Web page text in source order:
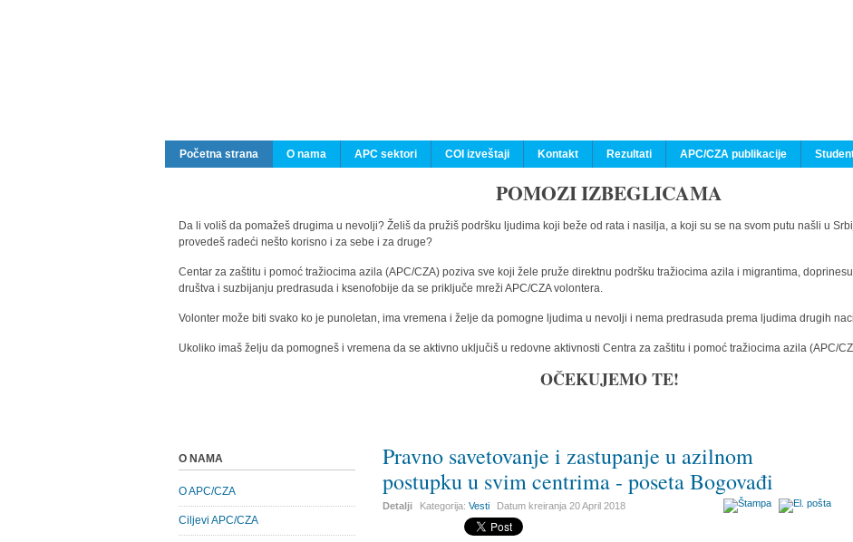
Početna strana
O nama APC sektori COI izveštaji Kontakt Rezultati APC/CZA publikacije
POMOZI IZBEGLICAMA
Da li voliš da pomažeš drugima u nevolji? Želiš da pružiš podršku ljudima koji beže od rata i nasilja, a koji su se na svom putu našli u
provedeš radeći nešto korisno i za sebe i za druge?
Centar za zaštitu i pomoć tražiocima azila (APC/CZA) poziva sve koji žele pruže direktnu podršku tražiocima azila i migrantima,
društva i suzbijanju predrasuda i ksenofobije da se priključe mreži APC/CZA volontera.
Volonter može biti svako ko je punoletan, ima vremena i želje da pomogne ljudima u nevolji i nema predrasuda prema ljudima drugih
Ukoliko imaš želju da pomogneš i vremena da se aktivno uključiš u redovne aktivnosti Centra za zaštitu i pomoć tražiocima azila (APC/
OČEKUJEMO TE!
Pravno savetovanje i zastupanje u azilnom
postupku u svim centrima - poseta Bogovađi
Detalji Kategorija:Vesti Datum kreiranja20 April 2018
O NAMA
O APC/CZA
Ciljevi APC/CZA